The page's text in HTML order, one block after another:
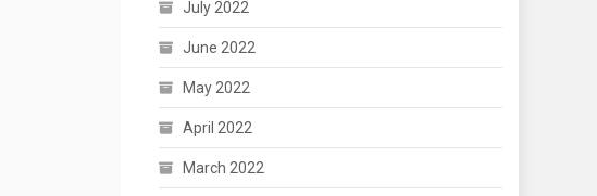
July 2022
June 2022
May 2022
April 2022
March 2022